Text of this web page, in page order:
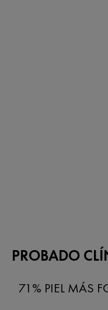
PROBADO
71% PIEL MÁS